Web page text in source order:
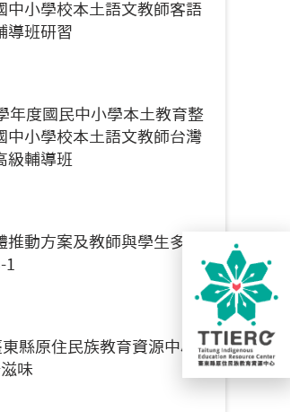
中小學校本土語文教師客語
導班研習
年度國民中小學本土教育整
中小學校本土語文教師台灣
級輔導班
推動方案及教師與學生多元
1
縣原住民族教育資源中心子
味